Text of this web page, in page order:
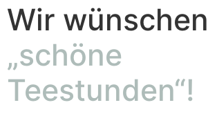
Wir
„schöne
Teestunden“!